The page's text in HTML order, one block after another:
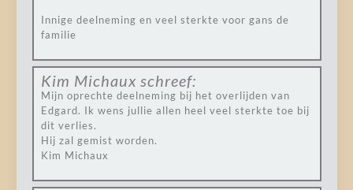
Innige deelneming en veel sterkte voor gans de
familie
Kim Michaux schreef:
Mijn oprechte deelneming bij het overlijden van
Edgard. Ik wens jullie allen heel veel sterkte toe bij
dit verlies.
Hij zal gemist worden.
Kim Michaux